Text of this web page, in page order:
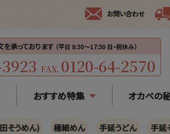
お問い合わせ
を承っております （平日 8:30〜17:30 日・祝休み）
FAX. 0120-64-2570
おすすめ特集 オカベの
そうめん) 極細めん 手延うどん 手延